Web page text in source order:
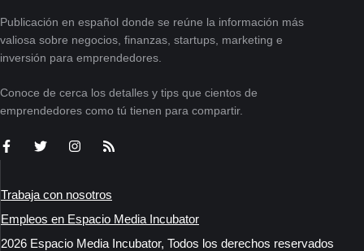
Publicación en español donde se reúne la información más
valiosa sobre negocios, finanzas, startups, marketing e
inversión para emprendedores.
Conoce de cerca los detalles y tips que cientos de
emprendedores como tú tienen para compartir.
Trabaja con nosotros
Empleos en Espacio Media Incubator
2026 Espacio Media Incubator, Todos los derechos reservados